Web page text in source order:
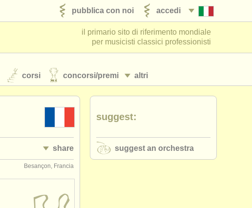
accedi
pubblica con noi
il primario sito di riferimento mondiale
per musicisti classici professionisti
altri
corsi concorsi/premi
share
Besançon, Francia
suggest:
suggest an orchestra